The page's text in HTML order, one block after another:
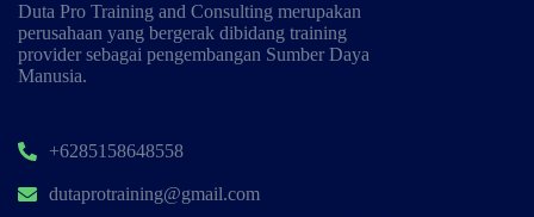
Duta Pro Training and Consulting merupakan
perusahaan yang bergerak dibidang training
provider sebagai pengembangan Sumber Daya
Manusia.
+6285158648558
dutaprotraining@gmail.com